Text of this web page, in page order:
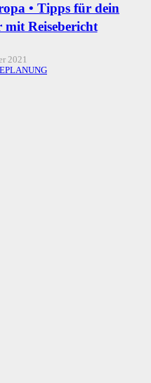
• Tipps für dein
Reisebericht
2021